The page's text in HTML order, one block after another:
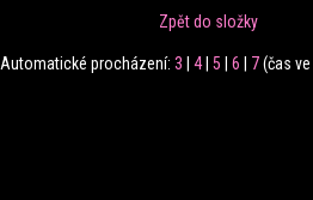
Zpět do složky
Automatické procházení: 3 4| 5 6 7(čas ve